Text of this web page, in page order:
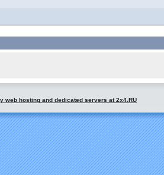
web hosting and dedicated servers at 2x4.RU